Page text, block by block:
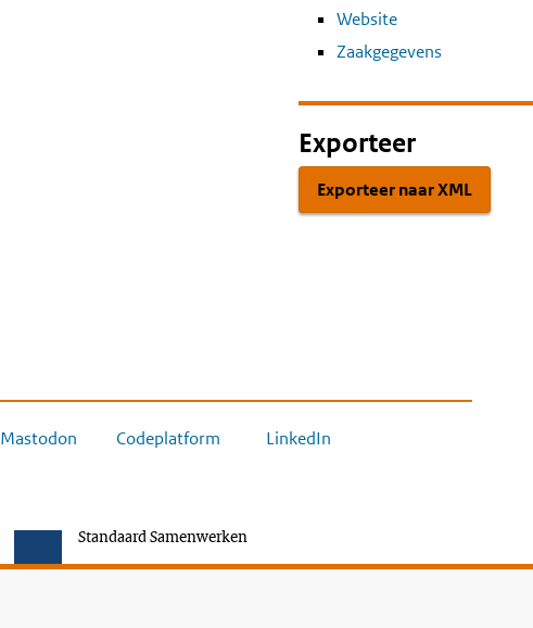
Website
Zaakgegevens
Exporteer
Exporteer naar XML
Mastodon Codeplatform LinkedIn
Standaard Samenwerken